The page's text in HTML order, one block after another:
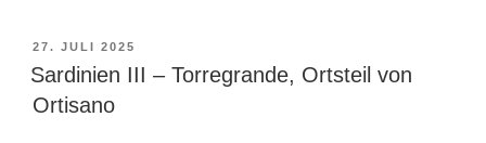
Insel
und
Hafen
VERÖFFENTLICHT
AM
27. JULI 2025
Sardinien III – Torregrande, Ortsteil von
Ortisano